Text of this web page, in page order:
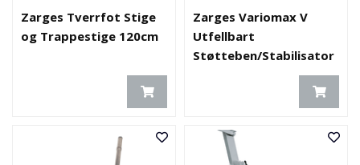
Zarges Tverrfot Stige
og Trappestige 120cm
Zarges Variomax V
Utfellbart
Støtteben/Stabilisator